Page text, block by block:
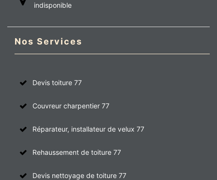
indisponible
Nos Services
Devis toiture 77
Couvreur charpentier 77
Réparateur, installateur de velux 77
Rehaussement de toiture 77
Devis nettoyage de toiture 77